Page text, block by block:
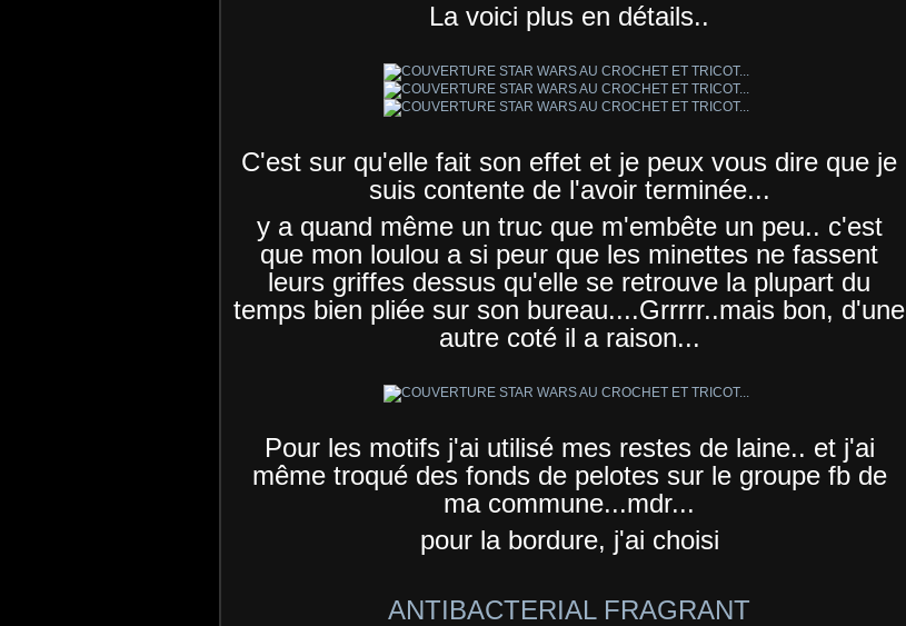
La voici plus en détails..
C'est sur qu'elle fait son effet et je peux vous dire que je
suis contente de l'avoir terminée...
y a quand même un truc que m'embête un peu.. c'est
que mon loulou a si peur que les minettes ne fassent
leurs griffes dessus qu'elle se retrouve la plupart du
temps bien pliée sur son bureau....Grrrrr..mais bon, d'une
autre coté il a raison...
Pour les motifs j'ai utilisé mes restes de laine.. et j'ai
même troqué des fonds de pelotes sur le groupe fb de
ma commune...mdr...
pour la bordure, j'ai choisi
ANTIBACTERIAL FRAGRANT